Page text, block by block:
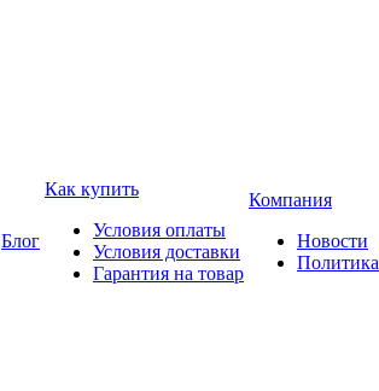
Блог
Как купить
Условия оплаты
Условия доставки
Гарантия на товар
Компания
Новости
Политика